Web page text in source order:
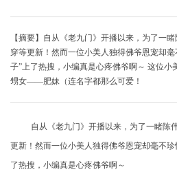
【摘要】自从《老九门》开播以来，为了一
穿等更新！然而一位小美人独得佛爷恩宠却
子”上了热搜，小编真是心疼佛爷啊～ 这位
甥女——肥妹（连名字都那么可爱！
自从《老九门》开播以来，为了一睹陈
更新！然而一位小美人独得佛爷恩宠却毫不
了热搜，小编真是心疼佛爷啊～